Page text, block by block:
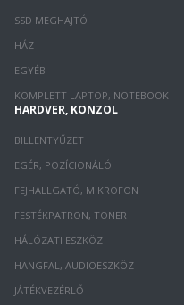
SSD MEGHAJTÓ
HÁZ
EGYÉB
KOMPLETT LAPTOP, NOTEBOOK
HARDVER, KONZOL
BILLENTYŰZET
EGÉR, POZÍCIONÁLÓ
FEJHALLGATÓ, MIKROFON
FESTÉKPATRON, TONER
HÁLÓZATI ESZKÖZ
HANGFAL, AUDIOESZKÖZ
JÁTÉKVEZÉRLŐ